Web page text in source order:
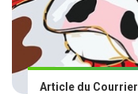
Article du Courrier